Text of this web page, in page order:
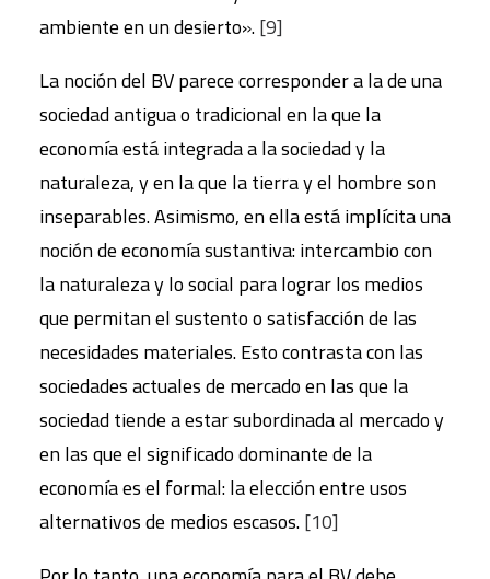
ambiente en un desierto».[9]
La noción del BV parece corresponder a la de una
sociedad antigua o tradicional en la que la
economía está integrada a la sociedad y la
naturaleza, y en la que la tierra y el hombre son
inseparables. Asimismo, en ella está implícita una
noción de economía sustantiva: intercambio con
la naturaleza y lo social para lograr los medios
que permitan el sustento o satisfacción de las
necesidades materiales. Esto contrasta con las
sociedades actuales de mercado en las que la
sociedad tiende a estar subordinada al mercado y
en las que el significado dominante de la
economía es el formal: la elección entre usos
alternativos de medios escasos.[10]